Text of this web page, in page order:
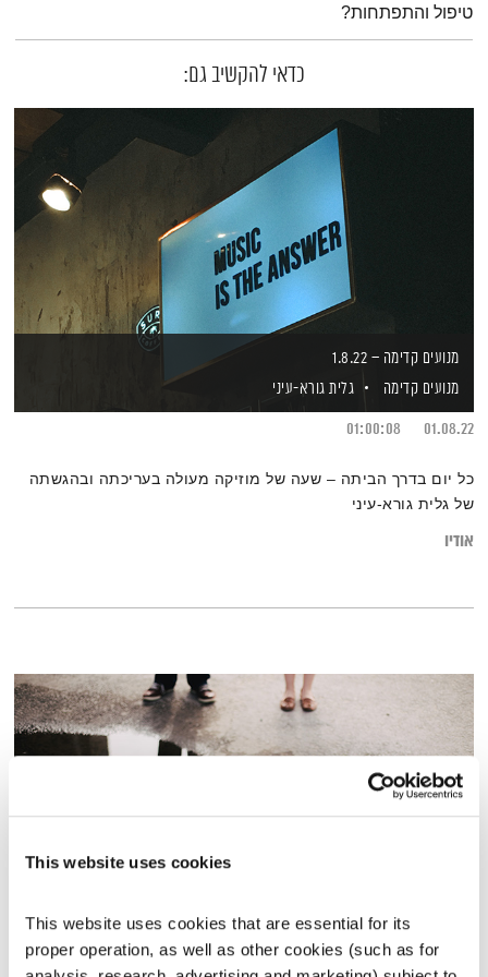
This website uses cookies
This website uses cookies that are essential for its
proper operation, as well as other cookies (such as for
טיפול והתפתחות?
כדאי להקשיב גם:
מנועים קדימה – 1.8.22
מנועים קדימה
גלית גורא-עיני
01.08.22
01:00:08
כל יום בדרך הביתה – שעה של מוזיקה מעולה בעריכתה ובהגשתה
של גלית גורא-עיני
אודיו
התבוננות סוגרת שבוע – 6.8.20
התבוננות
דליק ווליניץושמואל שאול